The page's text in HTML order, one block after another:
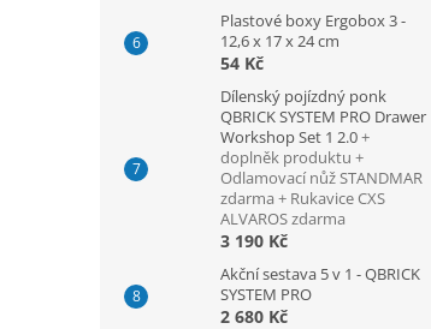
Plastové boxy Ergobox 3 -
12,6 x 17 x 24 cm
54 Kč
Dílenský pojízdný ponk
QBRICK SYSTEM PRO Drawer
Workshop Set 1 2.0+
doplněk produktu +
Odlamovací nůž STANDMAR
zdarma + Rukavice CXS
ALVAROS zdarma
3 190 Kč
Akční sestava 5 v 1 - QBRICK
SYSTEM PRO
2 680 Kč